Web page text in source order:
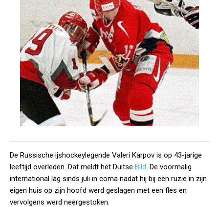
De Russische ijshockeylegende Valeri Karpov is op 43-jarige
leeftijd overleden. Dat meldt het Duitse Bild. De voormalig
international lag sinds juli in coma nadat hij bij een ruzie in zijn
eigen huis op zijn hoofd werd geslagen met een fles en
vervolgens werd neergestoken.